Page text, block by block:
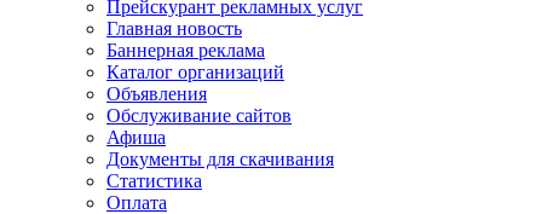
Прейскурант рекламных услуг
Главная новость
Баннерная реклама
Каталог организаций
Объявления
Обслуживание сайтов
Афиша
Документы для скачивания
Статистика
Оплата